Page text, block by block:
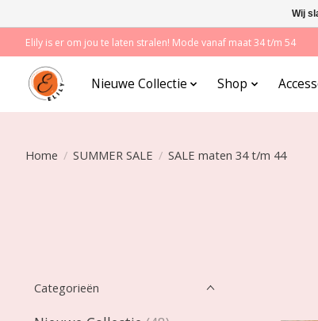
Elily is er om jou te laten stralen! Mode vanaf maat 34 t/m 54
Nieuwe Collectie Shop
Home / SUMMER SALE / SALE maten 34 t/m 44
Categorieën
Wij